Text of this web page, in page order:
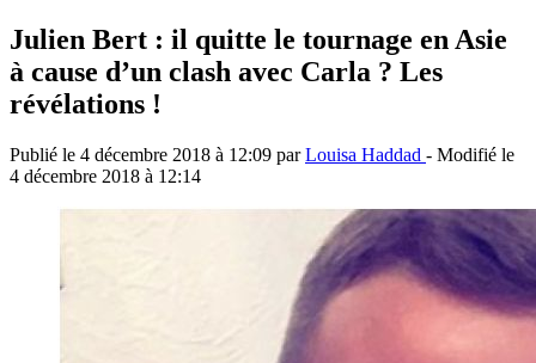
Julien Bert : il quitte le tournage en Asie
à cause d’un clash avec Carla ? Les
révélations !
Publié le 4 décembre 2018 à 12:09 parLouisa Haddad - Modifié le
4 décembre 2018 à 12:14